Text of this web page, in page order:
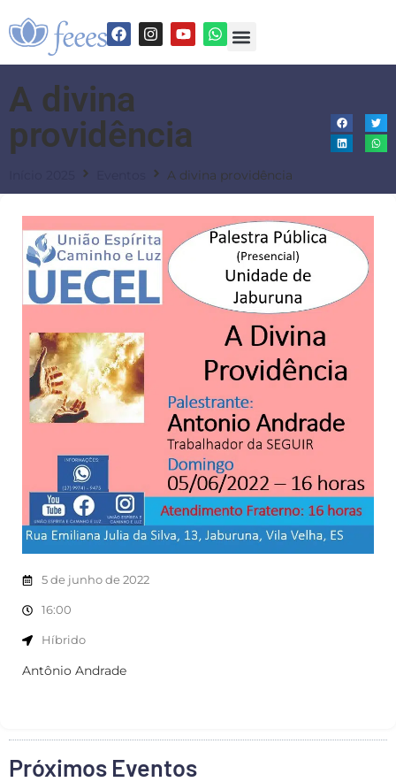
A divina
providência
A divina providência
5 de junho de 2022
16:00
Híbrido
Antônio Andrade
Próximos Eventos